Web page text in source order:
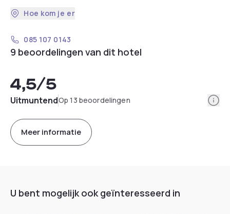
Hoe kom je er
085 107 0143
9 beoordelingen van dit hotel
4,5/5
UitmuntendOp 13 beoordelingen
Meer informatie
U bent mogelijk ook geïnteresseerd in